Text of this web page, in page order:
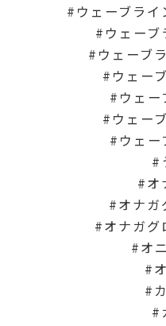
ウェーブラ
ウェーブ
ウェーブ
ウェー
ウェー
ウェー
ウェ
オ
オナガ
オナガグ
オ